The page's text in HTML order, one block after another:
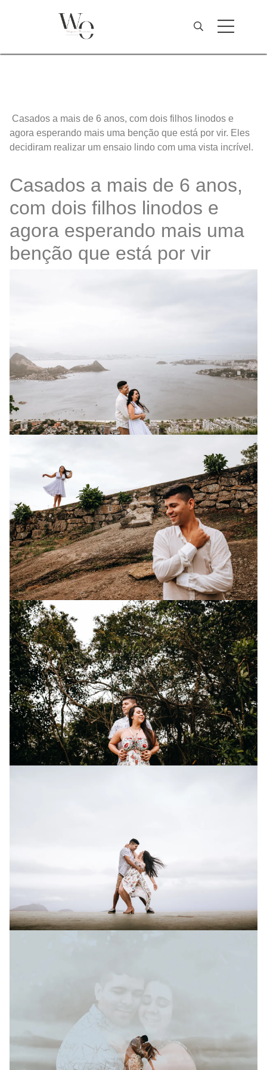
Casados a mais de 6 anos, com dois filhos linodos e
agora esperando mais uma benção que está por vir. Eles
decidiram realizar um ensaio lindo com uma vista incrível.
Casados a mais de 6 anos,
com dois filhos linodos e
agora esperando mais uma
benção que está por vir